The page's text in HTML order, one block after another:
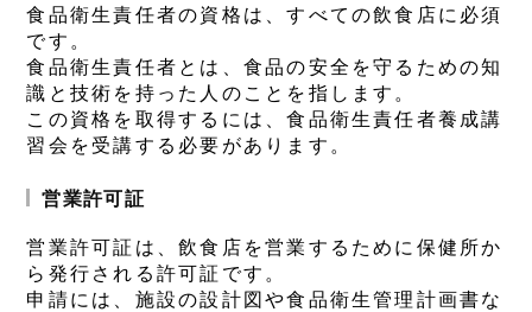
食品衛生責任者の資格は、すべての飲食店に必須
です。
食品衛生責任者とは、食品の安全を守るための知
識と技術を持った人のことを指します。
この資格を取得するには、食品衛生責任者養成講
習会を受講する必要があります。
営業許可証
営業許可証は、飲食店を営業するために保健所か
ら発行される許可証です。
申請には、施設の設計図や食品衛生管理計画書な